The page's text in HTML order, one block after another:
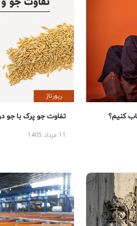
کنیم؟
رپورتاژ
تفاوت جو پرک با جو